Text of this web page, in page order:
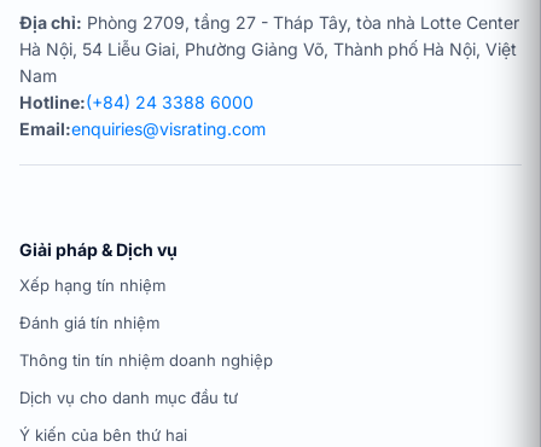
Địa chỉ: Phòng 2709, tầng 27 - Tháp Tây, tòa nhà Lotte Center
Hà Nội, 54 Liễu Giai, Phường Giảng Võ, Thành phố Hà Nội, Việt
Nam
Hotline:(+84) 24 3388 6000
Email:enquiries@visrating.com
Giải pháp & Dịch vụ
Xếp hạng tín nhiệm
Đánh giá tín nhiệm
Thông tin tín nhiệm doanh nghiệp
Dịch vụ cho danh mục đầu tư
Ý kiến của bên thứ hai